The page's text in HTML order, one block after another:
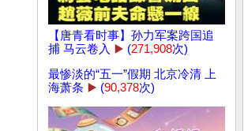
【唐青看时事】孙力军案跨国追
捕 马云卷入 ▶️ (271,908次)
最惨淡的“五一”假期 北京冷清 上
海萧条 ▶️ (90,378次)